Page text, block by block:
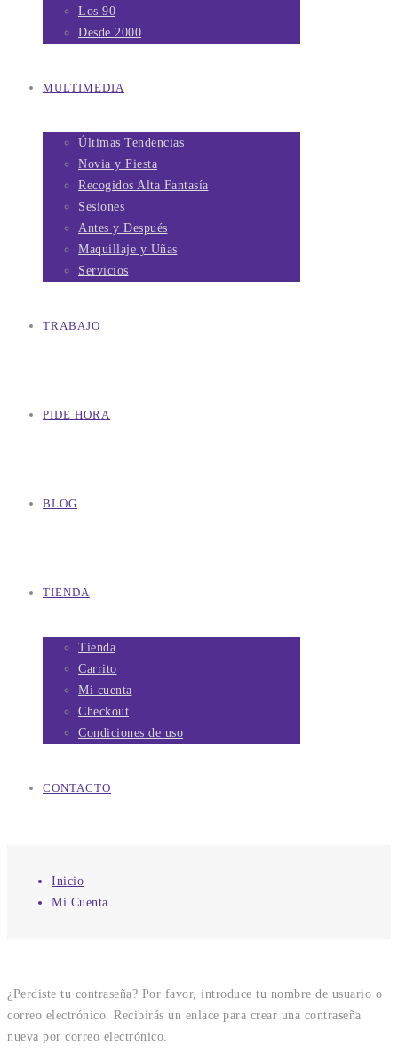
Los 90
Desde 2000
MULTIMEDIA
Últimas Tendencias
Novia y Fiesta
Recogidos Alta Fantasía
Sesiones
Antes y Después
Maquillaje y Uñas
Servicios
TRABAJO
PIDE HORA
BLOG
TIENDA
Tienda
Carrito
Mi cuenta
Checkout
Condiciones de uso
CONTACTO
Inicio
Mi Cuenta
¿Perdiste tu contraseña? Por favor, introduce tu nombre de usuario o
correo electrónico. Recibirás un enlace para crear una contraseña
nueva por correo electrónico.